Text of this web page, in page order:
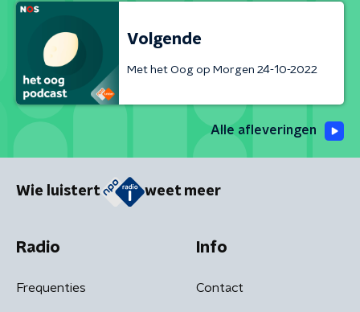
Volgende
Met het Oog op Morgen 24-10-2022
Alle afleveringen
Wie luistert weet meer
Radio
Frequenties
Info
Contact